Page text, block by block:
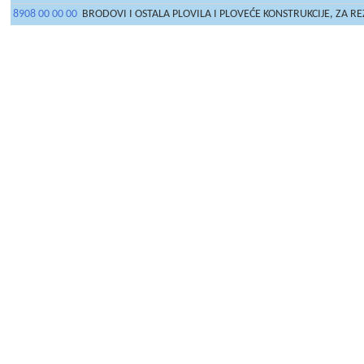
8908 00 00 00 BRODOVI I OSTALA PLOVILA I PLOVEĆE KONSTRUKCIJE, ZA